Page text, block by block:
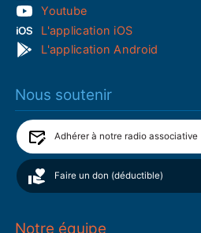
Youtube
L'application iOS
L'application Android
Nous soutenir
Adhérer à notre radio associative
Faire un don (déductible)
Notre équipe